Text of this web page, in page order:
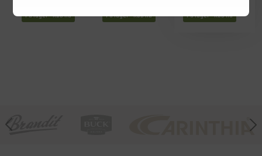
Black Frame
På lager - Køb nu På lager - Køb nu På lager - Køb nu